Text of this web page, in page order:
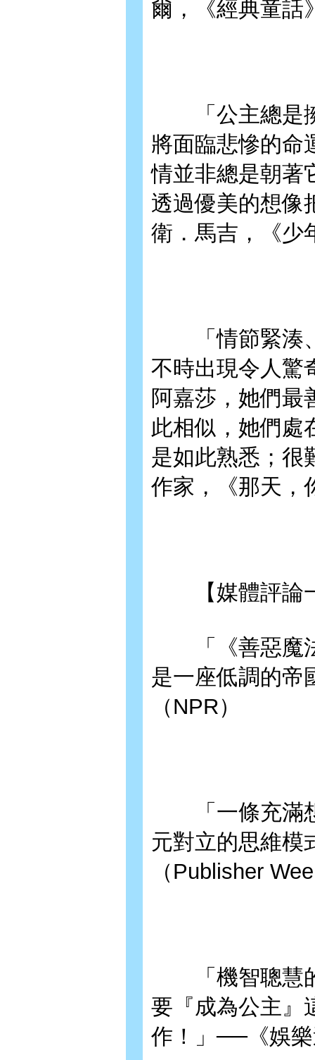
爾，《經典童話
「公主總是擁
將面臨悲慘的命
情並非總是朝著
透過優美的想像
衛．馬吉，《少
「情節緊湊、
不時出現令人驚
阿嘉莎，她們最
此相似，她們處
是如此熟悉；很
作家，《那天，
【媒體評論
「《善惡魔法
是一座低調的帝
（NPR）
「一條充滿想
元對立的思維
（Publisher
「機智聰慧的
要『成為公主』
作！」──《娛